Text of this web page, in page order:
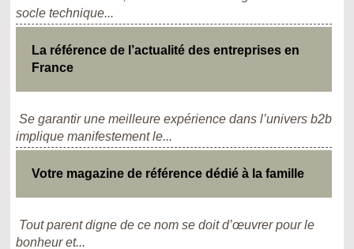
socle technique...
La référence de l’actualité des entreprises en
France
Se garantir une meilleure expérience dans l’univers b2b
implique manifestement le...
Votre magazine de référence dédié à la famille
Tout parent digne de ce nom se doit d’œuvrer pour le
bonheur et...